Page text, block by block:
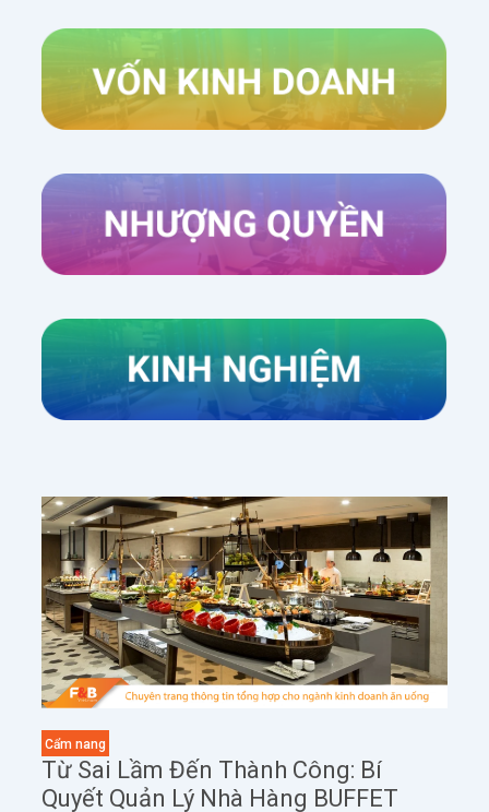
Cẩm nang
Từ Sai Lầm Đến Thành Công: Bí
Quyết Quản Lý Nhà Hàng BUFFET